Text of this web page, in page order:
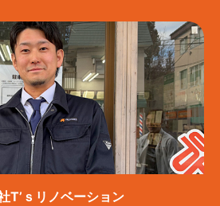
T’ｓリノベーション